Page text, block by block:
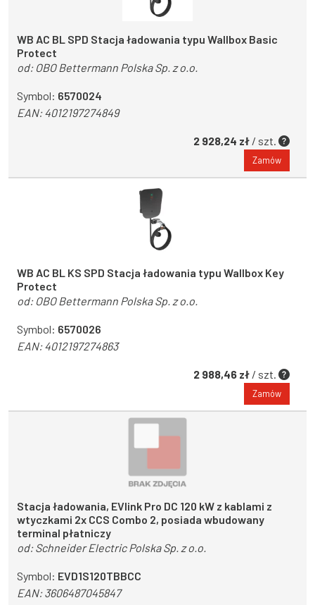
WB AC BL SPD Stacja ładowania typu Wallbox Basic
Protect
od: OBO Bettermann Polska Sp. z o.o.
Symbol: 6570024
EAN:4012197274849
2 928,24 zł / szt.
Zamów
WB AC BL KS SPD Stacja ładowania typu Wallbox Key
Protect
od: OBO Bettermann Polska Sp. z o.o.
Symbol: 6570026
EAN:4012197274863
2 988,46 zł / szt.
Zamów
Stacja ładowania, EVlink Pro DC 120 kW z kablami z
wtyczkami 2x CCS Combo 2, posiada wbudowany
terminal płatniczy
od:Schneider Electric Polska Sp. z o.o.
Symbol: EVD1S120TBBCC
EAN:3606487045847